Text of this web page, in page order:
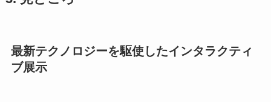
最新テクノロジーを駆使したインタラクティ
ブ展示